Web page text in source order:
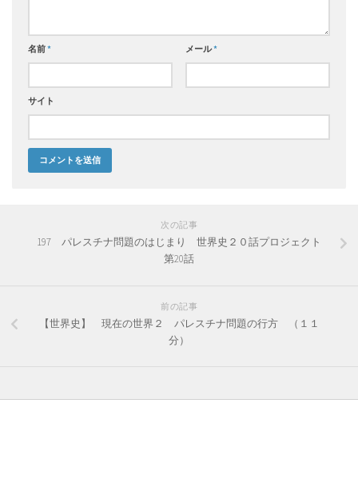
名前* メール*
サイト
次の記事
197 パレスチナ問題のはじまり 世界史２０話プロジェクト
第20話
前の記事
【世界史】 現在の世界２ パレスチナ問題の行方 （１１
分）